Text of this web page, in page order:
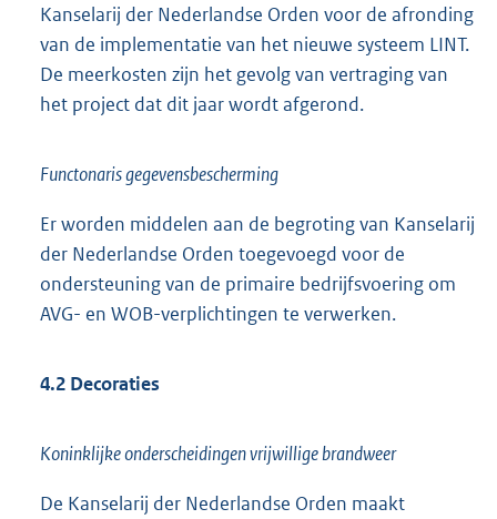
Kanselarij der Nederlandse Orden voor de afronding
van de implementatie van het nieuwe systeem LINT.
De meerkosten zijn het gevolg van vertraging van
het project dat dit jaar wordt afgerond.
Functonaris gegevensbescherming
Er worden middelen aan de begroting van Kanselarij
der Nederlandse Orden toegevoegd voor de
ondersteuning van de primaire bedrijfsvoering om
AVG- en WOB-verplichtingen te verwerken.
4.2 Decoraties
Koninklijke onderscheidingen vrijwillige brandweer
De Kanselarij der Nederlandse Orden maakt